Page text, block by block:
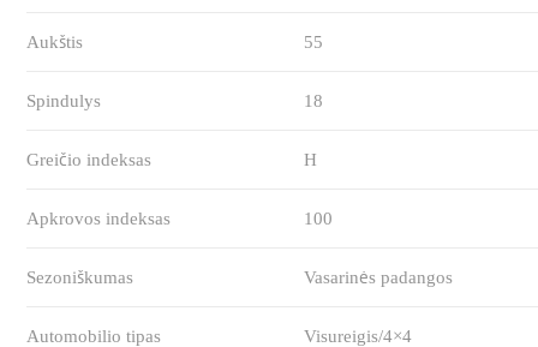
Aukštis 55
Spindulys 18
Greičio indeksas H
Apkrovos indeksas 100
Sezoniškumas Vasarinės padangos
Automobilio tipas Visureigis/4×4